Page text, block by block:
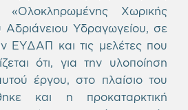
«Ολοκληρωμένης Χωρικής
Υδραγωγείου, σε
ΕΥΔΑΠ και τις μελέτες που
ότι, για την υλοποίηση
έργου, στο πλαίσιο του
και η προκαταρκτική